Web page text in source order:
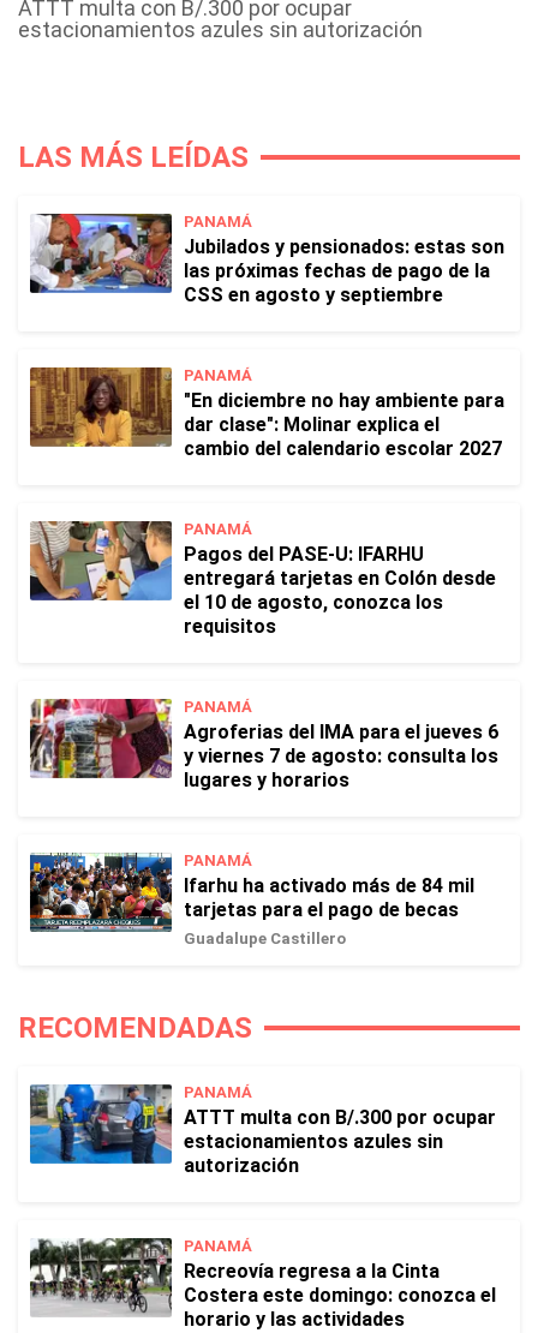
ATTT multa con B/.300 por ocupar
estacionamientos azules sin autorización
LAS MÁS LEÍDAS
PANAMÁ
Jubilados y pensionados: estas son
las próximas fechas de pago de la
CSS en agosto y septiembre
PANAMÁ
"En diciembre no hay ambiente para
dar clase": Molinar explica el
cambio del calendario escolar 2027
PANAMÁ
Pagos del PASE-U: IFARHU
entregará tarjetas en Colón desde
el 10 de agosto, conozca los
requisitos
PANAMÁ
Agroferias del IMA para el jueves 6
y viernes 7 de agosto: consulta los
lugares y horarios
PANAMÁ
Ifarhu ha activado más de 84 mil
tarjetas para el pago de becas
Guadalupe Castillero
RECOMENDADAS
PANAMÁ
ATTT multa con B/.300 por ocupar
estacionamientos azules sin
autorización
PANAMÁ
Recreovía regresa a la Cinta
Costera este domingo: conozca el
horario y las actividades